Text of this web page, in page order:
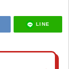
LINE